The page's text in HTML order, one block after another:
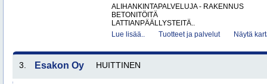
ALIHANKINTAPALVELUJA - RAKENNUS
BETONITÖITÄ
LATTIANPÄÄLLYSTEITÄ..
Lue lisää..
Tuotteet ja palvelut Näytä
3. Esakon Oy HUITTINEN